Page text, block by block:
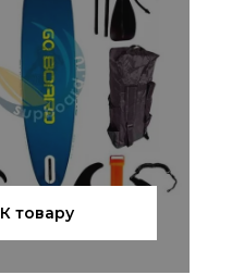
К товару